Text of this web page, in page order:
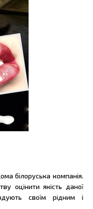
білоруська компанія.
оцінити якість даної
своїм рідним і